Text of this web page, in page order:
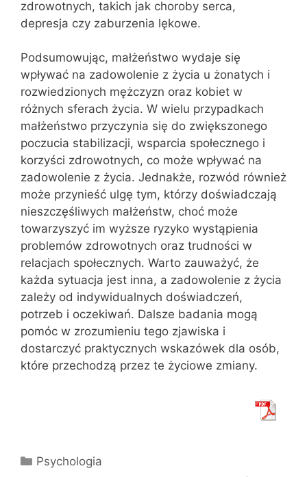
zdrowotnych, takich jak choroby serca,
depresja czy zaburzenia lękowe.
Podsumowując, małżeństwo wydaje się
wpływać na zadowolenie z życia u żonatych i
rozwiedzionych mężczyzn oraz kobiet w
różnych sferach życia. W wielu przypadkach
małżeństwo przyczynia się do zwiększonego
poczucia stabilizacji, wsparcia społecznego i
korzyści zdrowotnych, co może wpływać na
zadowolenie z życia. Jednakże, rozwód również
może przynieść ulgę tym, którzy doświadczają
nieszczęśliwych małżeństw, choć może
towarzyszyć im wyższe ryzyko wystąpienia
problemów zdrowotnych oraz trudności w
relacjach społecznych. Warto zauważyć, że
każda sytuacja jest inna, a zadowolenie z życia
zależy od indywidualnych doświadczeń,
potrzeb i oczekiwań. Dalsze badania mogą
pomóc w zrozumieniu tego zjawiska i
dostarczyć praktycznych wskazówek dla osób,
które przechodzą przez te życiowe zmiany.
Kategorie
Psychologia